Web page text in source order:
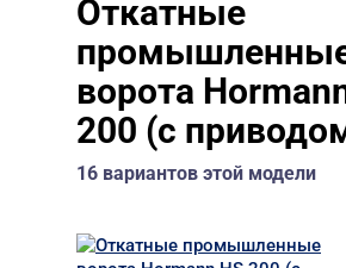
Откатные
ворота
200 (с
16 вариантов этой модели